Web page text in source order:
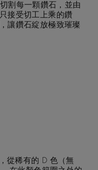
割每一顆鑽石，並由
接受切工上乘的鑽
讓鑽石綻放極致璀璨
從稀有的 D 色（無